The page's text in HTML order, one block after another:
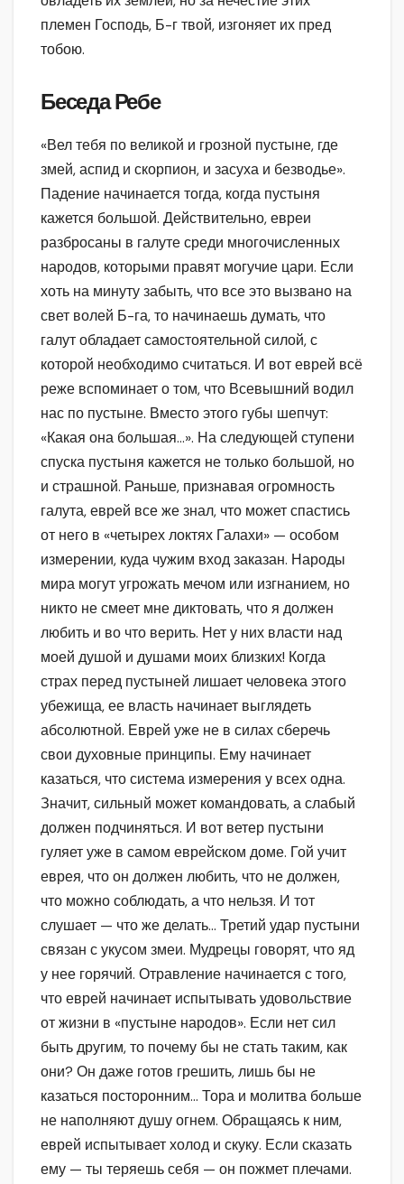
племен Господь, Б-г твой, изгоняет их пред
тобою.
Беседа Ребе
«Вел тебя по великой и грозной пустыне, где
змей, аспид и скорпион, и засуха и безводье».
Падение начинается тогда, когда пустыня
кажется большой. Действительно, евреи
разбросаны в галуте среди многочисленных
народов, которыми правят могучие цари. Если
хоть на минуту забыть, что все это вызвано на
свет волей Б-га, то начинаешь думать, что
галут обладает самостоятельной силой, с
которой необходимо считаться. И вот еврей всё
реже вспоминает о том, что Всевышний водил
нас по пустыне. Вместо этого губы шепчут:
«Какая она большая…». На следующей ступени
спуска пустыня кажется не только большой, но
и страшной. Раньше, признавая огромность
галута, еврей все же знал, что может спастись
от него в «четырех локтях Галахи» — особом
измерении, куда чужим вход заказан. Народы
мира могут угрожать мечом или изгнанием, но
никто не смеет мне диктовать, что я должен
любить и во что верить. Нет у них власти над
моей душой и душами моих близких! Когда
страх перед пустыней лишает человека этого
убежища, ее власть начинает выглядеть
абсолютной. Еврей уже не в силах сберечь
свои духовные принципы. Ему начинает
казаться, что система измерения у всех одна.
Значит, сильный может командовать, а слабый
должен подчиняться. И вот ветер пустыни
гуляет уже в самом еврейском доме. Гой учит
еврея, что он должен любить, что не должен,
что можно соблюдать, а что нельзя. И тот
слушает — что же делать… Третий удар пустыни
связан с укусом змеи. Мудрецы говорят, что яд
у нее горячий. Отравление начинается с того,
что еврей начинает испытывать удовольствие
от жизни в «пустыне народов». Если нет сил
быть другим, то почему бы не стать таким, как
они? Он даже готов грешить, лишь бы не
казаться посторонним… Тора и молитва больше
не наполняют душу огнем. Обращаясь к ним,
еврей испытывает холод и скуку. Если сказать
ему — ты теряешь себя — он пожмет плечами.